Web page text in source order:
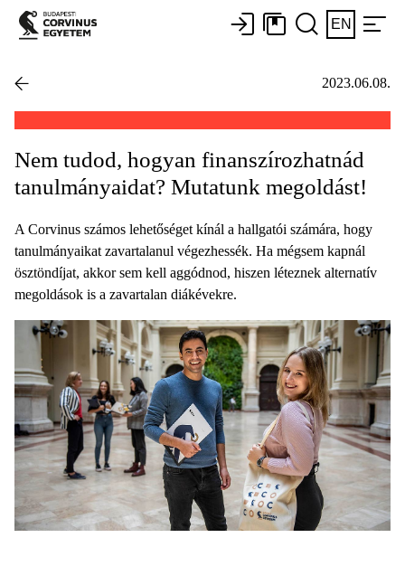
EN
2023.06.08.
Nem tudod, hogyan finanszírozhatnád
tanulmányaidat? Mutatunk megoldást!
A Corvinus számos lehetőséget kínál a hallgatói számára, hogy
tanulmányaikat zavartalanul végezhessék. Ha mégsem kapnál
ösztöndíjat, akkor sem kell aggódnod, hiszen léteznek alternatív
megoldások is a zavartalan diákévekre.